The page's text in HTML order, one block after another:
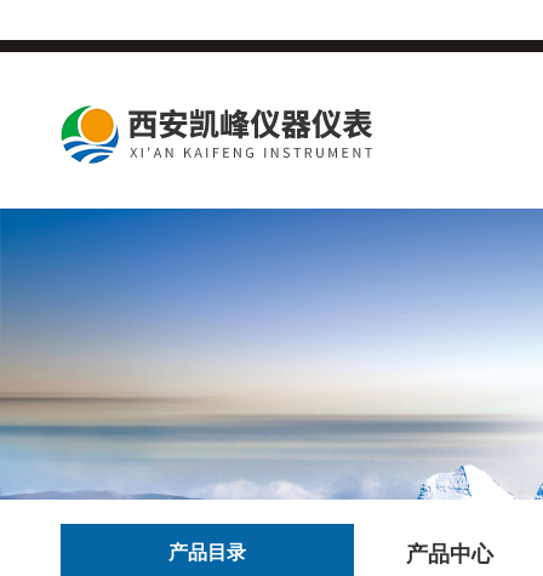
产品目录 产品中心